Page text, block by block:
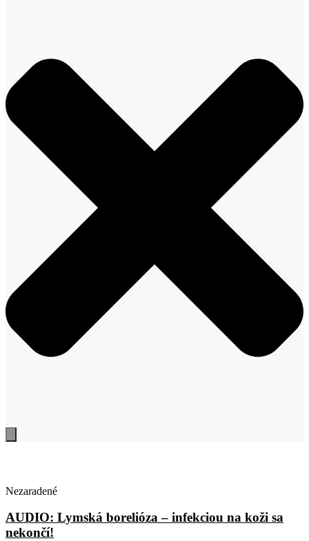
Nezaradené
AUDIO: Lymská borelióza – infekciou na koži sa
nekončí!